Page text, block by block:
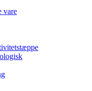
vare